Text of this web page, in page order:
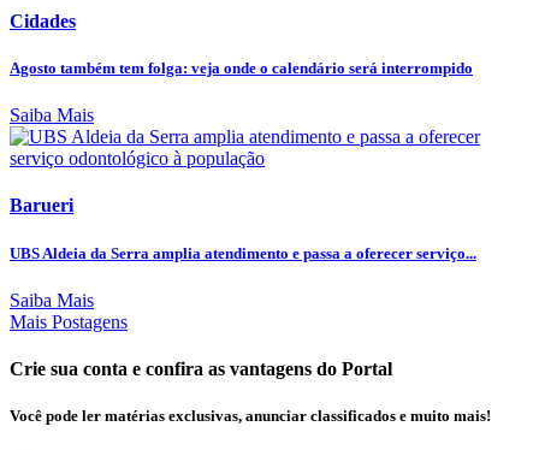
Cidades
Agosto também tem folga: veja onde o calendário será interrompido
Saiba Mais
Barueri
UBS Aldeia da Serra amplia atendimento e passa a oferecer serviço...
Saiba Mais
Mais Postagens
Crie sua conta e confira as vantagens do Portal
Você pode ler matérias exclusivas, anunciar classificados e muito mais!